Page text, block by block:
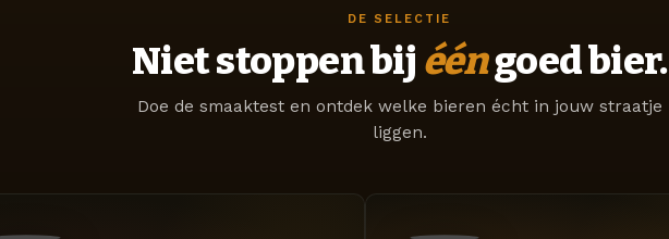
DE SELECTIE
Niet stoppen bij ééngoed bier.
Doe de smaaktest en ontdek welke bieren écht in jouw straatje
liggen.